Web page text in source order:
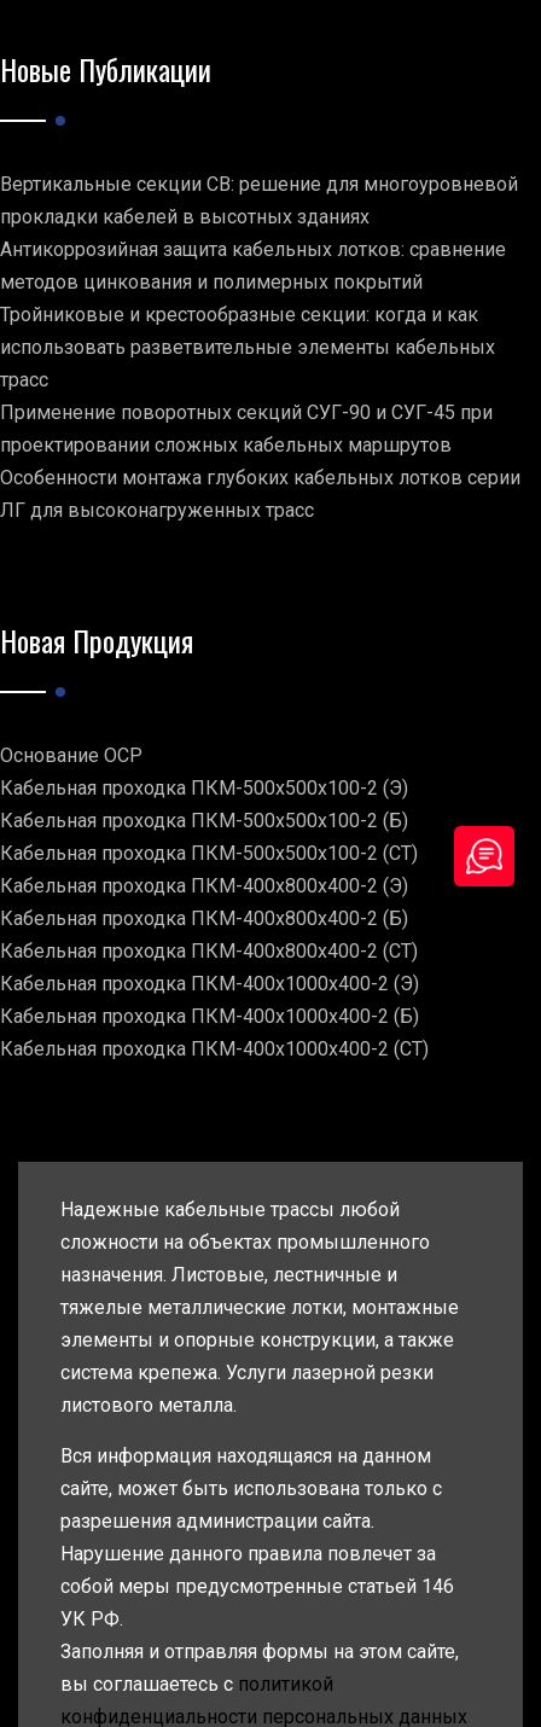
Новые Публикации
Вертикальные секции СВ: решение для многоуровневой
прокладки кабелей в высотных зданиях
Антикоррозийная защита кабельных лотков: сравнение
методов цинкования и полимерных покрытий
Тройниковые и крестообразные секции: когда и как
использовать разветвительные элементы кабельных
трасс
Применение поворотных секций СУГ-90 и СУГ-45 при
проектировании сложных кабельных маршрутов
Особенности монтажа глубоких кабельных лотков серии
ЛГ для высоконагруженных трасс
Новая Продукция
Основание ОСР
Кабельная проходка ПКМ-500х500х100-2 (Э)
Кабельная проходка ПКМ-500х500х100-2 (Б)
Кабельная проходка ПКМ-500х500х100-2 (СТ)
Кабельная проходка ПКМ-400х800х400-2 (Э)
Кабельная проходка ПКМ-400х800х400-2 (Б)
Кабельная проходка ПКМ-400х800х400-2 (СТ)
Кабельная проходка ПКМ-400х1000х400-2 (Э)
Кабельная проходка ПКМ-400х1000х400-2 (Б)
Кабельная проходка ПКМ-400х1000х400-2 (СТ)
Надежные кабельные трассы любой
сложности на объектах промышленного
назначения. Листовые, лестничные и
тяжелые металлические лотки, монтажные
элементы и опорные конструкции, а также
система крепежа. Услуги лазерной резки
листового металла.
Вся информация находящаяся на данном
сайте, может быть использована только с
разрешения администрации сайта.
Нарушение данного правила повлечет за
собой меры предусмотренные статьей 146
УК РФ.
Заполняя и отправляя формы на этом сайте,
вы соглашаетесь с политикой
конфиденциальности персональных данных